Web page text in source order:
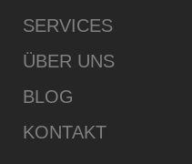
SERVICES
ÜBER UNS
BLOG
KONTAKT